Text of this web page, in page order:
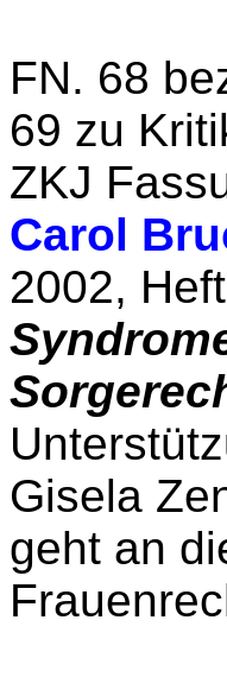
FN. 68
69 zu
ZKJ
Carol
2002,
Gisela
geht an